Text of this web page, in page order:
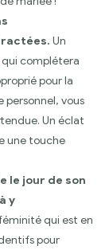
Un
complétera
pour la
personnel, vous
Un éclat
une touche
le jour de son
y
qui est en
pour